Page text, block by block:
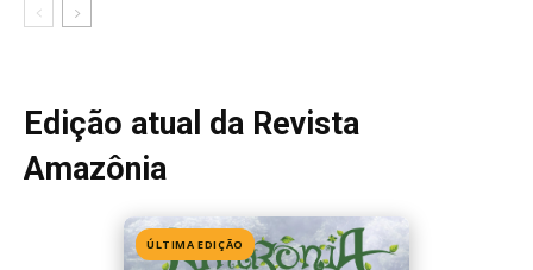
Edição 155· Julho 2026